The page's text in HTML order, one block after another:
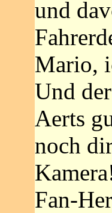
und
Mario,
Und
Aerts
noch
Fan-